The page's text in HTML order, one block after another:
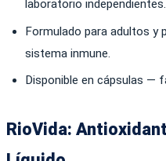
laboratorio independientes.
Formulado para adultos y
sistema inmune.
Disponible en cápsulas —
RioVida: